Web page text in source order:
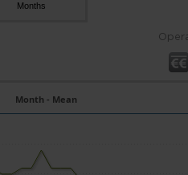
Months
Month - Mean